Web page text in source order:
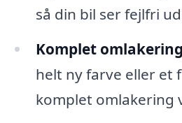
så din bil ser fejlfri
Komplet
helt ny farve eller et
komplet omlakering